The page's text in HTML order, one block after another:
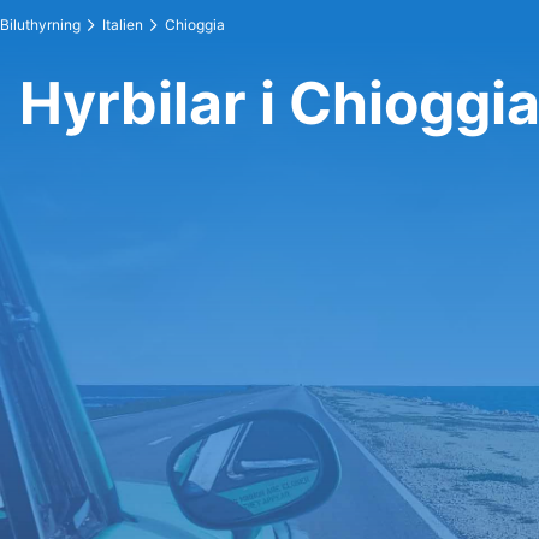
Biluthyrning Italien Chioggia
Hyrbilar i Chioggia